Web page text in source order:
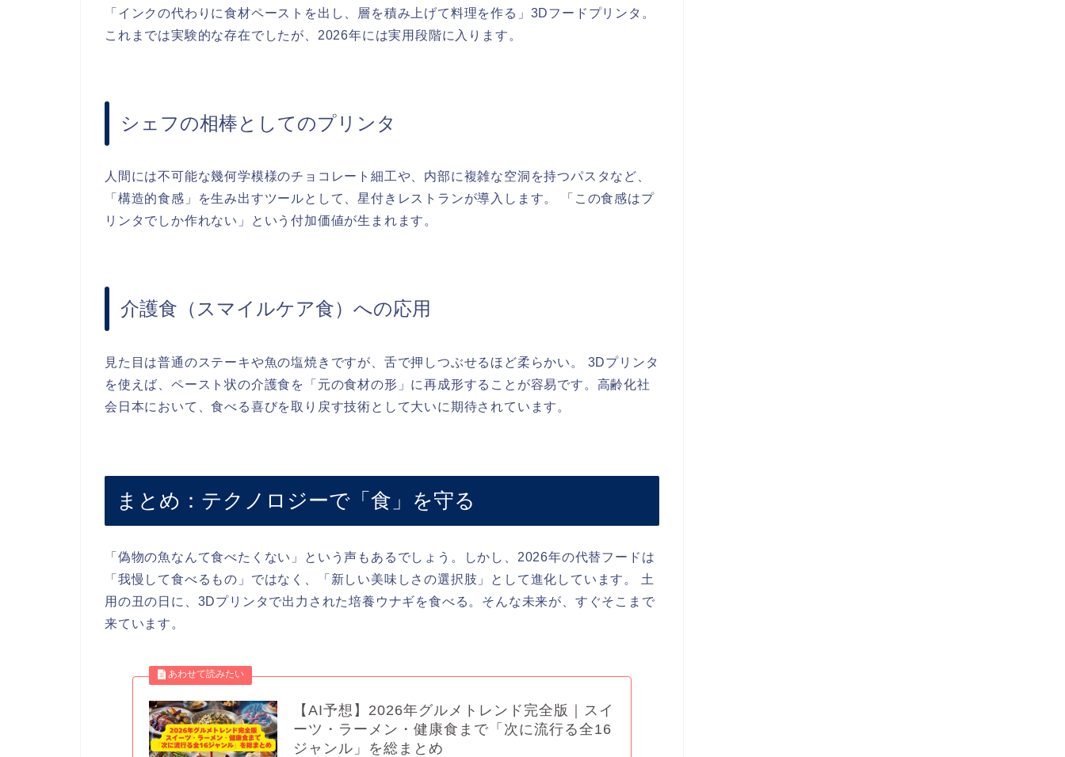
「インクの代わりに食材ペーストを出し、層を積み上げて料理を作る」3Dフードプリンタ。
これまでは実験的な存在でしたが、2026年には実用段階に入ります。
シェフの相棒としてのプリンタ
人間には不可能な幾何学模様のチョコレート細工や、内部に複雑な空洞を持つパスタなど、
「構造的食感」を生み出すツールとして、星付きレストランが導入します。 「この食感はプ
リンタでしか作れない」という付加価値が生まれます。
介護食（スマイルケア食）への応用
見た目は普通のステーキや魚の塩焼きですが、舌で押しつぶせるほど柔らかい。 3Dプリンタ
を使えば、ペースト状の介護食を「元の食材の形」に再成形することが容易です。高齢化社
会日本において、食べる喜びを取り戻す技術として大いに期待されています。
まとめ：テクノロジーで「食」を守る
「偽物の魚なんて食べたくない」という声もあるでしょう。しかし、2026年の代替フードは
「我慢して食べるもの」ではなく、「新しい美味しさの選択肢」として進化しています。 土
用の丑の日に、3Dプリンタで出力された培養ウナギを食べる。そんな未来が、すぐそこまで
来ています。
【AI予想】2026年グルメトレンド完全版｜スイ
ーツ・ラーメン・健康食まで「次に流行る全16
ジャンル」を総まとめ